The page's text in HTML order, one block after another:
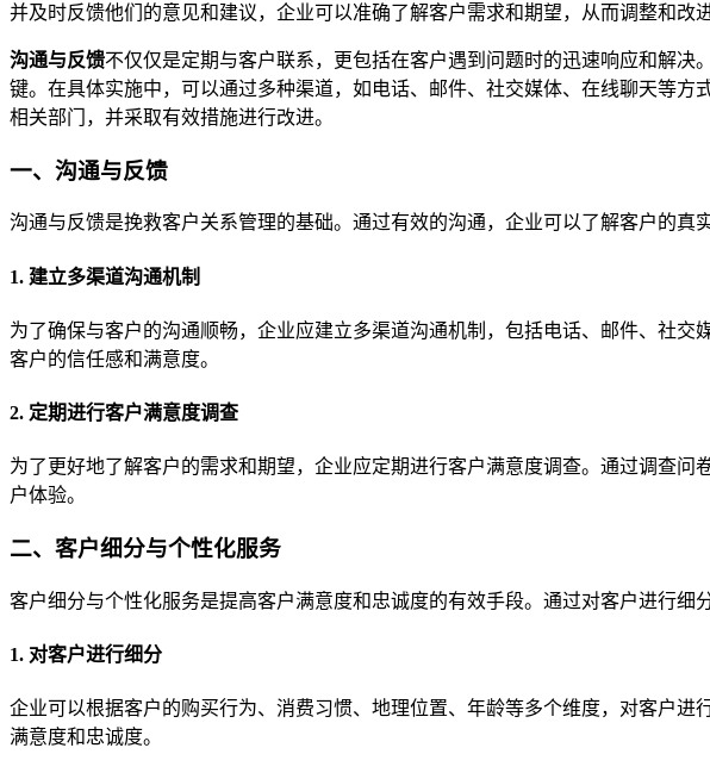
并及时反馈他们的意见和建议，企业可以准确了解客户需求和期望，从而调整和改
沟通与反馈不仅仅是定期与客户联系，更包括在客户遇到问题时的迅速响应和解
键。在具体实施中，可以通过多种渠道，如电话、邮件、社交媒体、在线聊天等
相关部门，并采取有效措施进行改进。
一、沟通与反馈
沟通与反馈是挽救客户关系管理的基础。通过有效的沟通，企业可以了解客户的真
1. 建立多渠道沟通机制
为了确保与客户的沟通顺畅，企业应建立多渠道沟通机制，包括电话、邮件、社
客户的信任感和满意度。
2. 定期进行客户满意度调查
为了更好地了解客户的需求和期望，企业应定期进行客户满意度调查。通过调查
户体验。
二、客户细分与个性化服务
客户细分与个性化服务是提高客户满意度和忠诚度的有效手段。通过对客户进行
1. 对客户进行细分
企业可以根据客户的购买行为、消费习惯、地理位置、年龄等多个维度，对客户
满意度和忠诚度。